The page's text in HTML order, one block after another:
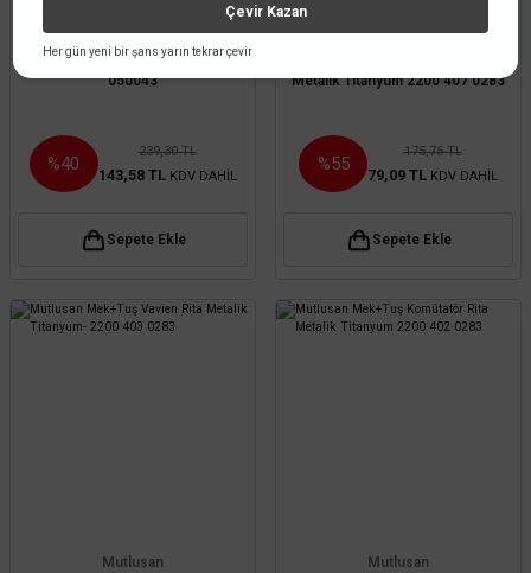
Mutlusan 45x22,5 Vavien- 888 049
050043
%40
239,30 TL
143,58 TL KDV DAHİL
Sepete Ekle
Metalik Titanyum 2200 407 0283
%55
175,75 TL
79,09 TL KDV DAHİL
Sepete Ekle
Mutlusan
Mutlusan
Çevir Kazan
Her gün yeni bir şans yarın tekrar çevir